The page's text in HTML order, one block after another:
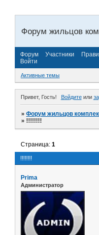
Форум жильцов
Форум Участники
Войти
Активные темы
Привет, Гость! Войдитеили
»Форум жильцов
» !!!!!!!!
!!!!!!!!
Страница:1
Prima
Администратор